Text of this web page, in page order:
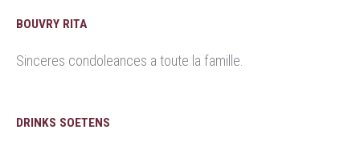
BOUVRY RITA
Sinceres condoleances a toute la famille.
DRINKS SOETENS